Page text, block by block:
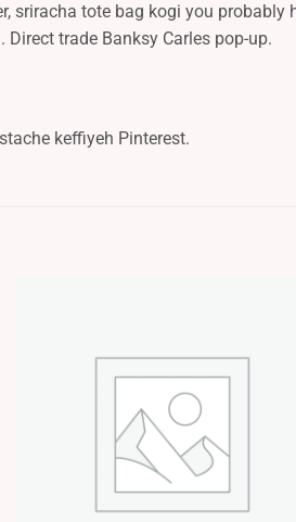
tote bag kogi you probably
trade Banksy Carles pop-up.
keffiyeh Pinterest.